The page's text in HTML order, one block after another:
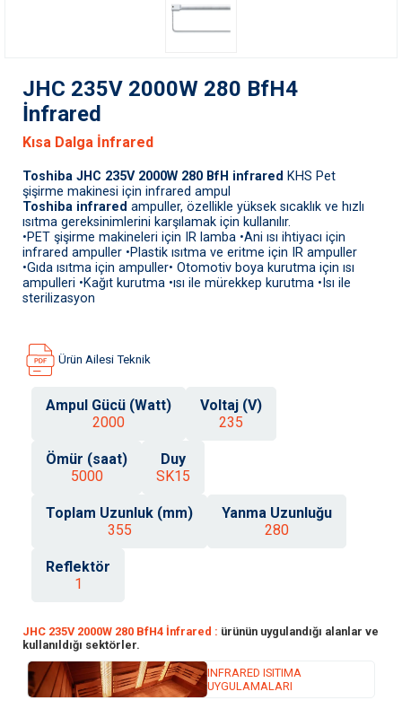
JHC 235V 2000W 280 BfH4
İnfrared
Kısa Dalga İnfrared
Toshiba JHC 235V 2000W 280 BfH infrared KHS Pet
şişirme makinesi için infrared ampul
Toshiba infrared ampuller, özellikle yüksek sıcaklık ve hızlı
ısıtma gereksinimlerini karşılamak için kullanılır.
•PET şişirme makineleri için IR lamba •Ani ısı ihtiyacı için
infrared ampuller •Plastik ısıtma ve eritme için IR ampuller
•Gıda ısıtma için ampuller• Otomotiv boya kurutma için ısı
ampulleri •Kağıt kurutma •ısı ile mürekkep kurutma •Isı ile
sterilizasyon
Ürün Ailesi Teknik
Ampul Gücü (Watt)
2000
Voltaj (V)
235
Ömür (saat)
5000
Duy
SK15
Toplam Uzunluk (mm)
355
Yanma Uzunluğu
280
Reflektör
1
JHC 235V 2000W 280 BfH4 İnfrared : ürünün uygulandığı alanlar ve
kullanıldığı sektörler.
INFRARED ISITIMA
UYGULAMALARI